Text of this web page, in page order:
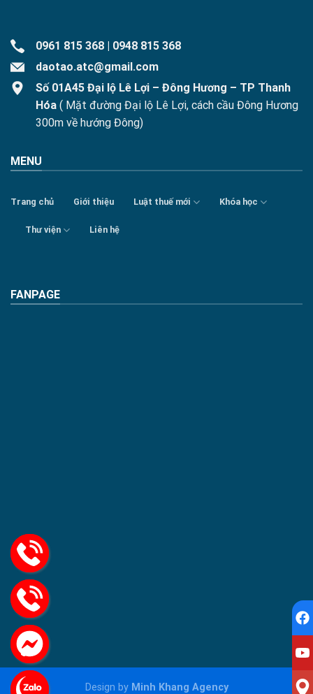
0961 815 368 | 0948 815 368
daotao.atc@gmail.com
Số 01A45 Đại lộ Lê Lợi – Đông Hương – TP Thanh
Hóa ( Mặt đường Đại lộ Lê Lợi, cách cầu Đông Hương
300m về hướng Đông)
MENU
Trang chủ Giới thiệu Luật thuế mới Khóa học
Thư viện Liên hệ
FANPAGE
Design by Minh Khang Agency